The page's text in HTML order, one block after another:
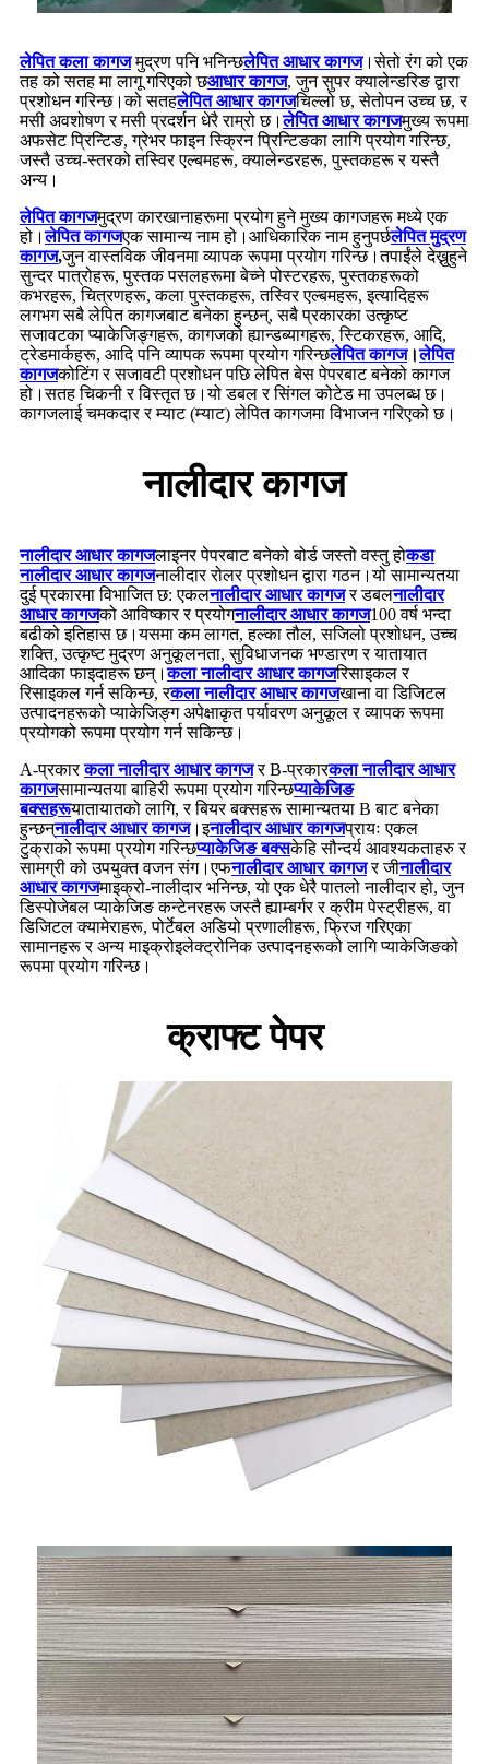
लेपित कला कागज मुद्रण पनि भनिन्छलेपित आधार कागज।सेतो रंग को एक
तह को सतह मा लागू गरिएको छआधार कागज, जुन सुपर क्यालेन्डरिङ द्वारा
प्रशोधन गरिन्छ।को सतहलेपित आधार कागजचिल्लो छ, सेतोपन उच्च छ, र
मसी अवशोषण र मसी प्रदर्शन धेरै राम्रो छ।लेपित आधार कागजमुख्य रूपमा
अफसेट प्रिन्टिङ, ग्रेभर फाइन स्क्रिन प्रिन्टिङका ​​लागि प्रयोग गरिन्छ,
जस्तै उच्च-स्तरको तस्विर एल्बमहरू, क्यालेन्डरहरू, पुस्तकहरू र यस्तै
अन्य।
लेपित कागजमुद्रण कारखानाहरूमा प्रयोग हुने मुख्य कागजहरू मध्ये एक
हो।लेपित कागजएक सामान्य नाम हो।आधिकारिक नाम हुनुपर्छलेपित मुद्रण
कागज,जुन वास्तविक जीवनमा व्यापक रूपमा प्रयोग गरिन्छ।तपाईंले देख्नुहुने
सुन्दर पात्रोहरू, पुस्तक पसलहरूमा बेच्ने पोस्टरहरू, पुस्तकहरूको
कभरहरू, चित्रणहरू, कला पुस्तकहरू, तस्विर एल्बमहरू, इत्यादिहरू
लगभग सबै लेपित कागजबाट बनेका हुन्छन्, सबै प्रकारका उत्कृष्ट
सजावटका प्याकेजिङ्गहरू, कागजको ह्यान्डब्यागहरू, स्टिकरहरू, आदि,
ट्रेडमार्कहरू, आदि पनि व्यापक रूपमा प्रयोग गरिन्छलेपित कागज।लेपित
कागजकोटिंग र सजावटी प्रशोधन पछि लेपित बेस पेपरबाट बनेको कागज
हो।सतह चिकनी र विस्तृत छ।यो डबल र सिंगल कोटेड मा उपलब्ध छ।
कागजलाई चमकदार र म्याट (म्याट) लेपित कागजमा विभाजन गरिएको छ।
नालीदार कागज
नालीदार आधार कागजलाइनर पेपरबाट बनेको बोर्ड जस्तो वस्तु होकडा
नालीदार आधार कागजनालीदार रोलर प्रशोधन द्वारा गठन।यो सामान्यतया
दुई प्रकारमा विभाजित छ: एकलनालीदार आधार कागज र डबलनालीदार
आधार कागजको आविष्कार र प्रयोगनालीदार आधार कागज100 वर्ष भन्दा
बढीको इतिहास छ।यसमा कम लागत, हल्का तौल, सजिलो प्रशोधन, उच्च
शक्ति, उत्कृष्ट मुद्रण अनुकूलनता, सुविधाजनक भण्डारण र यातायात
आदिका फाइदाहरू छन्।कला नालीदार आधार कागजरिसाइकल र
रिसाइकल गर्न सकिन्छ, रकला नालीदार आधार कागजखाना वा डिजिटल
उत्पादनहरूको प्याकेजिङ्ग अपेक्षाकृत पर्यावरण अनुकूल र व्यापक रूपमा
प्रयोगको रूपमा प्रयोग गर्न सकिन्छ।
A-प्रकार कला नालीदार आधार कागज र B-प्रकारकला नालीदार आधार
कागजसामान्यतया बाहिरी रूपमा प्रयोग गरिन्छप्याकेजिङ
बक्सहरूयातायातको लागि, र बियर बक्सहरू सामान्यतया B बाट बनेका
हुन्छन्नालीदार आधार कागज।इनालीदार आधार कागजप्रायः एकल
टुक्राको रूपमा प्रयोग गरिन्छप्याकेजिङ बक्सकेहि सौन्दर्य आवश्यकताहरु र
सामग्री को उपयुक्त वजन संग।एफनालीदार आधार कागज र जीनालीदार
आधार कागजमाइक्रो-नालीदार भनिन्छ, यो एक धेरै पातलो नालीदार हो, जुन
डिस्पोजेबल प्याकेजिङ कन्टेनरहरू जस्तै ह्याम्बर्गर र क्रीम पेस्ट्रीहरू, वा
डिजिटल क्यामेराहरू, पोर्टेबल अडियो प्रणालीहरू, फ्रिज गरिएका
सामानहरू र अन्य माइक्रोइलेक्ट्रोनिक उत्पादनहरूको लागि प्याकेजिङको
रूपमा प्रयोग गरिन्छ।
क्राफ्ट पेपर